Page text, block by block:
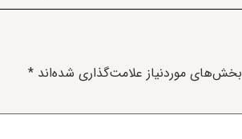
بخش‌های موردنیاز علامت‌گذاری شده‌اند *